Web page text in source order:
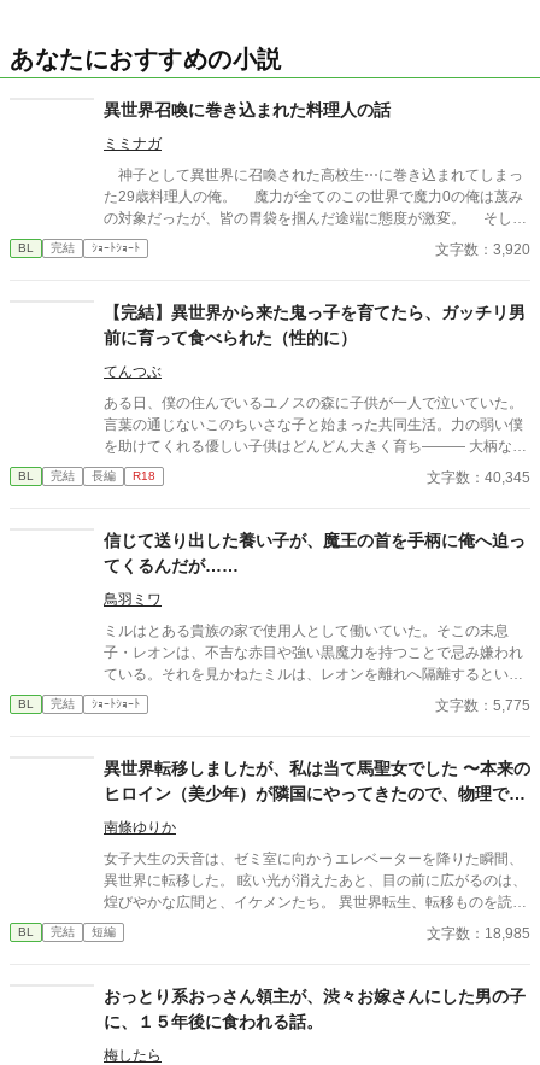
あなたにおすすめの小説
異世界召喚に巻き込まれた料理人の話
ミミナガ
神子として異世界に召喚された高校生⋯に巻き込まれてしまっ
た29歳料理人の俺。 魔力が全てのこの世界で魔力0の俺は蔑み
の対象だったが、皆の胃袋を掴んだ途端に態度が激変。 そして
魔王討伐の旅に調理担当として同行することになってしまった。
BL 完結 ｼｮｰﾄｼｮｰﾄ 文字数：3,920
【完結】異世界から来た鬼っ子を育てたら、ガッチリ男
前に育って食べられた（性的に）
てんつぶ
ある日、僕の住んでいるユノスの森に子供が一人で泣いていた。
言葉の通じないこのちいさな子と始まった共同生活。力の弱い僕
を助けてくれる優しい子供はどんどん大きく育ち――― 大柄な鬼
っ子（男前）×育ての親（平凡） 20201216 ランキング１位＆応
援ありがとうごございました！
BL 完結 長編 R18 文字数：40,345
信じて送り出した養い子が、魔王の首を手柄に俺へ迫っ
てくるんだが……
鳥羽ミワ
ミルはとある貴族の家で使用人として働いていた。そこの末息
子・レオンは、不吉な赤目や強い黒魔力を持つことで忌み嫌われ
ている。それを見かねたミルは、レオンを離れへ隔離するという
名目で、彼の面倒を見ていた。 そんなある日、魔王復活の知らせ
が届く。レオンは勇者候補として戦地へ向かうこととなった。心
これでレオンの将来は安泰だ！ と喜んだのも束の間、レオンは
ミルに求婚する。 「俺はずっと、ミルのことが好きだった」 そん
なこと聞いてないが！？ だけどうるうるの瞳（※ミル視点）で
迫るレオンを、ミルは拒み切れなくて……。 お人よしでほだされ
やすい鈍感使用人と、彼をずっと恋い慕い続けた令息。長年の執
着の粘り勝ちを見届けろ！ ※エブリスタ様、カクヨム様、pixiv様
にも掲載しています
BL 完結 ｼｮｰﾄｼｮｰﾄ 文字数：5,775
異世界転移しましたが、私は当て馬聖女でした 〜本来の
ヒロイン（美少年）が隣国にやってきたので、物理で更
地を作ります〜
南條ゆりか
女子大生の天音は、ゼミ室に向かうエレベーターを降りた瞬間、
異世界に転移した。 眩い光が消えたあと、目の前に広がるのは、
煌びやかな広間と、イケメンたち。 異世界転生、転移ものを読み
漁っている天音は、瞬時に自分に与えられた「聖女」の役割を察
するのだが……。 どうやら、この世界はそう一筋縄ではいかない
て、流していただけると幸いです。
BL 完結 短編 文字数：18,985
おっとり系おっさん領主が、渋々お嫁さんにした男の子
に、１５年後に食われる話。
梅したら